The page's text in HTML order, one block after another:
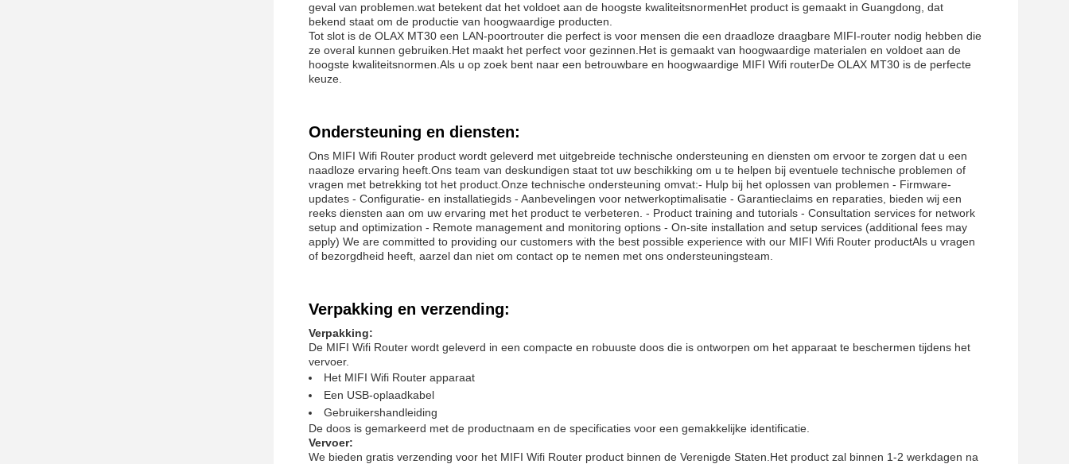
geval van problemen.wat betekent dat het voldoet aan de hoogste kwaliteitsnormenHet product is gemaakt in Guangdong, dat
bekend staat om de productie van hoogwaardige producten.
Tot slot is de OLAX MT30 een LAN-poortrouter die perfect is voor mensen die een draadloze draagbare MIFI-router nodig hebben die
ze overal kunnen gebruiken.Het maakt het perfect voor gezinnen.Het is gemaakt van hoogwaardige materialen en voldoet aan de
hoogste kwaliteitsnormen.Als u op zoek bent naar een betrouwbare en hoogwaardige MIFI Wifi routerDe OLAX MT30 is de perfecte
keuze.
Ondersteuning en diensten:
Ons MIFI Wifi Router product wordt geleverd met uitgebreide technische ondersteuning en diensten om ervoor te zorgen dat u een
naadloze ervaring heeft.Ons team van deskundigen staat tot uw beschikking om u te helpen bij eventuele technische problemen of
vragen met betrekking tot het product.Onze technische ondersteuning omvat:- Hulp bij het oplossen van problemen - Firmware-
updates - Configuratie- en installatiegids - Aanbevelingen voor netwerkoptimalisatie - Garantieclaims en reparaties, bieden wij een
reeks diensten aan om uw ervaring met het product te verbeteren. - Product training and tutorials - Consultation services for network
setup and optimization - Remote management and monitoring options - On-site installation and setup services (additional fees may
apply) We are committed to providing our customers with the best possible experience with our MIFI Wifi Router productAls u vragen
of bezorgdheid heeft, aarzel dan niet om contact op te nemen met ons ondersteuningsteam.
Verpakking en verzending:
Verpakking:
De MIFI Wifi Router wordt geleverd in een compacte en robuuste doos die is ontworpen om het apparaat te beschermen tijdens het
vervoer.
Het MIFI Wifi Router apparaat
Een USB-oplaadkabel
Gebruikershandleiding
De doos is gemarkeerd met de productnaam en de specificaties voor een gemakkelijke identificatie.
Vervoer:
We bieden gratis verzending voor het MIFI Wifi Router product binnen de Verenigde Staten.Het product zal binnen 1-2 werkdagen na